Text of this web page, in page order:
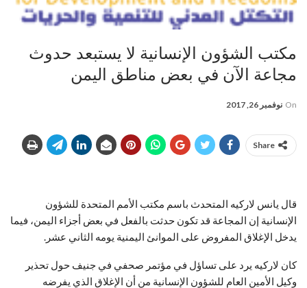
مكتب الشؤون الإنسانية لا يستبعد حدوث
مجاعة الآن في بعض مناطق اليمن
On نوفمبر 26, 2017
Share
قال يانس لاركيه المتحدث باسم مكتب الأمم المتحدة للشؤون
الإنسانية إن المجاعة قد تكون حدثت بالفعل في بعض أجزاء اليمن، فيما
يدخل الإغلاق المفروض على الموانئ اليمنية يومه الثاني عشر.
كان لاركيه يرد على تساؤل في مؤتمر صحفي في جنيف حول تحذير
وكيل الأمين العام للشؤون الإنسانية من أن الإغلاق الذي يفرضه